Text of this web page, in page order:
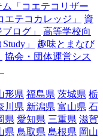
「コエテコリザー
テコカレッジ」
資
ログ」
高等学校向
」
趣味とまなび
協会・団体運営シス
形県 福島県 茨城県 栃
川県 新潟県 富山県 石
県 愛知県 三重県 滋賀
県 鳥取県 島根県 岡山